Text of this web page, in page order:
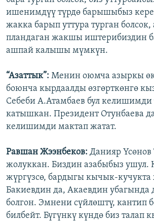
ишенимдүү түрдө барышыбыз
жакка барып уттура турган болсок,
пландаган жакшы иштерибиздин
ашпай калышы мүмкүн.
“Азаттык”: Менин оюмча азыркы
боюнча кырдаалды өзгөрткөнгө
Себеби А.Атамбаев бул келишимди
катышкан. Президент Отунбаева
келишимди мактап жатат.
Равшан Жээнбеков: Данияр Үсөнов
жолуккан. Биздин азабыбыз ушул.
жүргүзсө, бардыгы кычык-кучукта
Бакиевдин да, Акаевдин убагында
болгон. Эмнени сүйлөштү, кантип
билбейт. Бүгүнкү күндө биз талап